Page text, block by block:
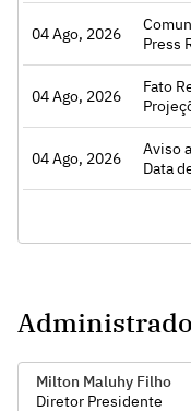
04 Ago, 2026
Press
04 Ago, 2026
Fato
04 Ago, 2026
Aviso
Data
Milton Maluhy Filho
Diretor Presidente